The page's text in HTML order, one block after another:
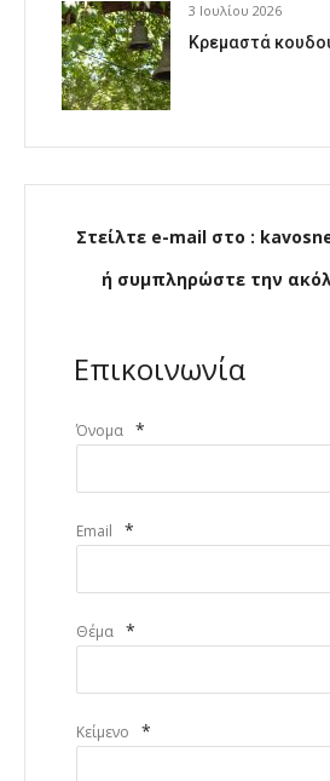
3 Ιουλίου 2026
Κρεμαστά
Στείλτε e-mail στο :
ή συμπληρώστε την
Επικοινωνία
Όνομα *
Email *
Θέμα *
Κείμενο *